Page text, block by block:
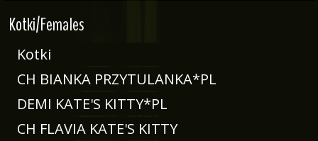
Kotki/Females
Kotki
CH BIANKA PRZYTULANKA*PL
DEMI KATE'S KITTY*PL
CH FLAVIA KATE'S KITTY